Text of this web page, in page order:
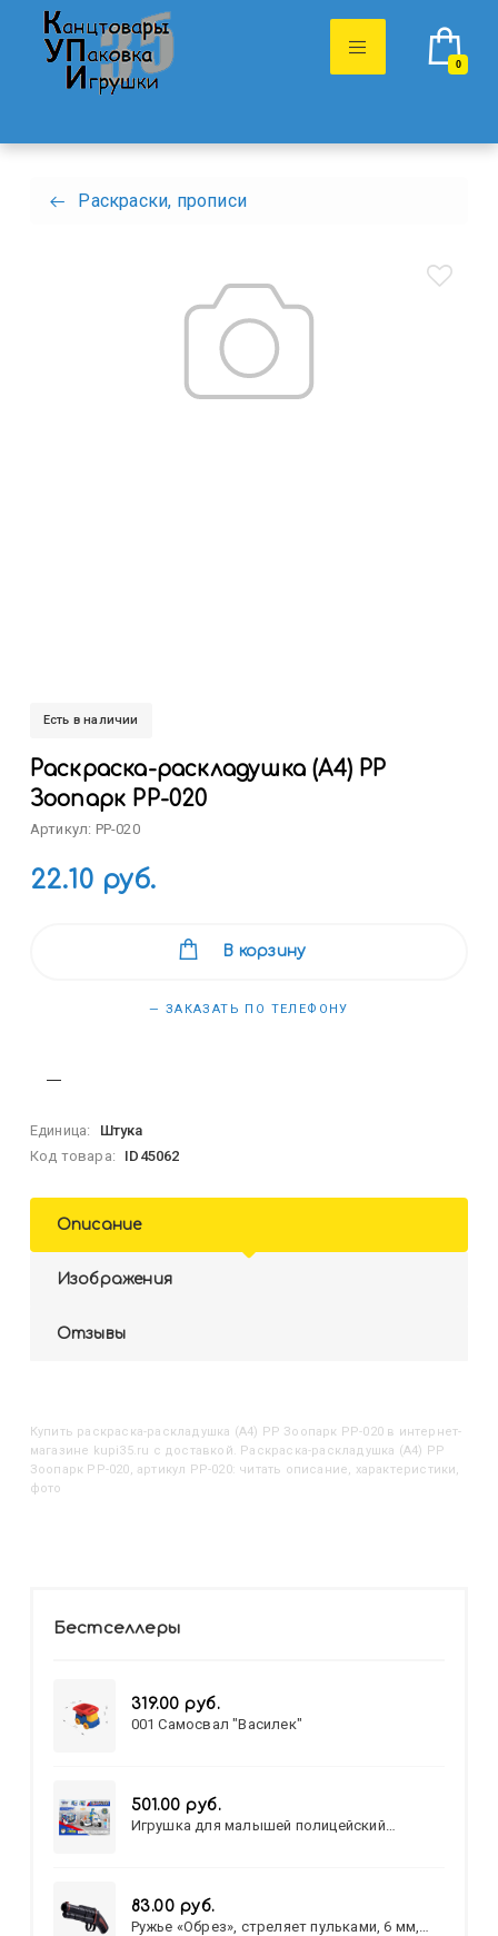
0
Раскраски, прописи
Есть в наличии
Раскраска-раскладушка (А4) РР
Зоопарк РР-020
Артикул: РР-020
22.10 руб.
В корзину
— ЗАКАЗАТЬ ПО ТЕЛЕФОНУ
Единица:
Штука
Код товара:
ID45062
Описание
Изображения
Отзывы
Купить Раскраска-раскладушка (А4) РР Зоопарк РР-020 в интернет-
магазине kupi35.ru с доставкой. Раскраска-раскладушка (А4) РР
Зоопарк РР-020, артикул РР-020: читать описание, характеристики,
фото
Бестселлеры
319.00 руб.
001 Самосвал "Василек"
501.00 руб.
Игрушка для малышей полицейский
83.00 руб.
Ружье «Обрез», стреляет пульками, 6 мм,